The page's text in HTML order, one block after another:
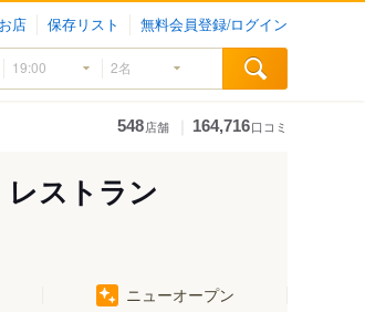
店 保存リスト 無料会員登録/ログイン
548店舗 164,716口コミ
ストラン
ニューオープン